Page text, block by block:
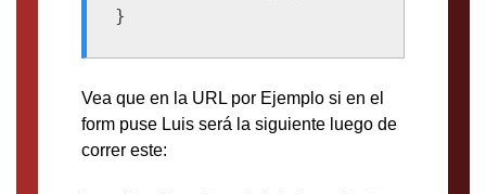
Vea que en la URL por Ejemplo si en el
form puse Luis será la siguiente luego de
correr este: